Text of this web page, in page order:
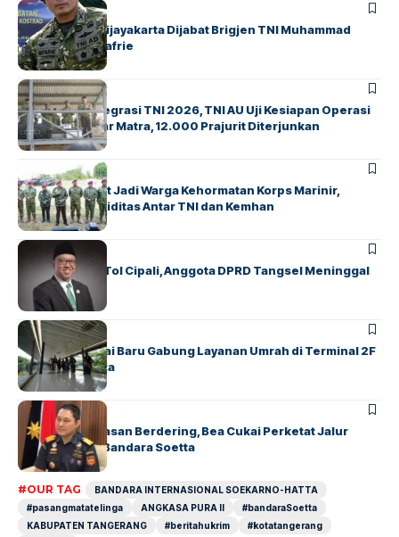
BERITA
Danrem 051/Wijayakarta Dijabat Brigjen TNI Muhammad
Benrieyadin Sjafrie
BERITA
Latihan Terintegrasi TNI 2026, TNI AU Uji Kesiapan Operasi
Udara dan Antar Matra, 12.000 Prajurit Diterjunkan
Kasau Diangkat Jadi Warga Kehormatan Korps Marinir,
Simbol Erat Soliditas Antar TNI dan Kemhan
BERITA
Kecelakaan di Tol Cipali, Anggota DPRD Tangsel Meninggal
Dunia
BANDARABERITA
Empat Maskapai Baru Gabung Layanan Umrah di Terminal 2F
Soekarno-Hatta
BANDARABERITA
Alarm Pengawasan Berdering, Bea Cukai Perketat Jalur
Khusus Kru di Bandara Soetta
#OUR TAG
BANDARA INTERNASIONAL SOEKARNO-HATTA
#pasangmatatelinga
ANGKASA PURA II
#bandaraSoetta
KABUPATEN TANGERANG
#beritahukrim
#kotatangerang